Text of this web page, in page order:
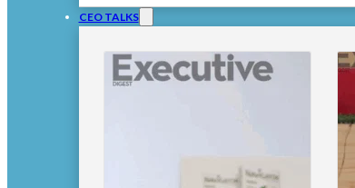
CEO TALKS